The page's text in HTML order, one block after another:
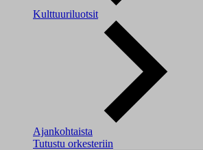
Kulttuuriluotsit
Ajankohtaista
Tutustu orkesteriin